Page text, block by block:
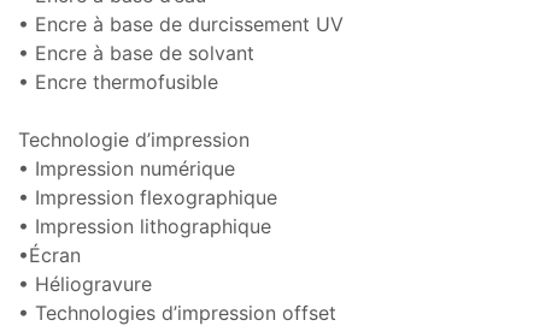
• Encre à base de durcissement UV
• Encre à base de solvant
• Encre thermofusible
Technologie d’impression
• Impression numérique
• Impression flexographique
• Impression lithographique
•Écran
• Héliogravure
• Technologies d’impression offset